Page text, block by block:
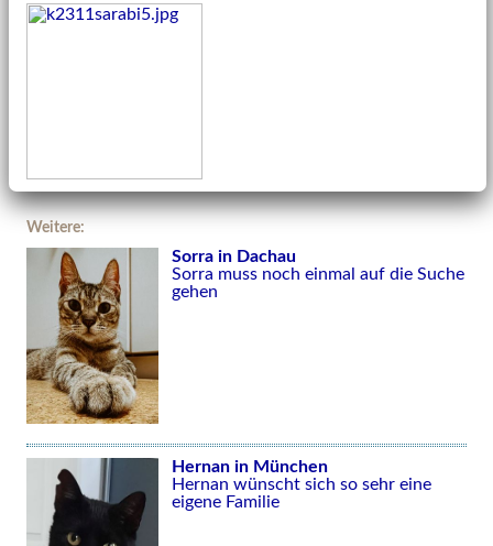
Weitere:
Sorra in Dachau
Sorra muss noch einmal auf die Suche
gehen
Hernan in München
Hernan wünscht sich so sehr eine
eigene Familie